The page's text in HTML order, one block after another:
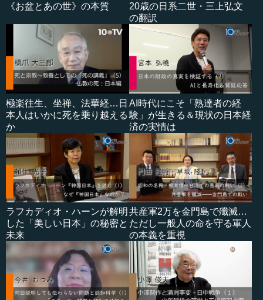
《お盆とあの世》の本質
20歳の日系二世・三上弘文
の翻訳
極楽往生、坐禅、法華経…日
本人はいかに死を乗り越える
か
AI時代にこそ「熟達者の経
験」が生きる＆現状の日本経
済の実情は
ラフカディオ・ハーンが解明
した「美しい日本」の秘密と
未来
共産軍2万を金門島で殲滅…
ただし一般人の命を守る軍人
の本義を重視